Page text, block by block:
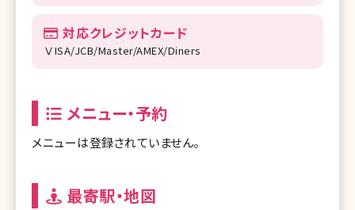
対応クレジットカード
ⅤISA/JCB/Master/AMEX/Diners
メニュー・予約
メニューは登録されていません。
最寄駅・地図